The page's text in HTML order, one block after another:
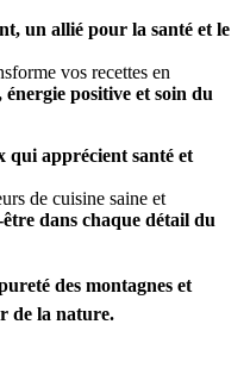
un allié pour la santé et le
vos recettes en
énergie positive et soin du
qui apprécient santé et
de cuisine saine et
dans chaque détail du
des montagnes et
de la nature.